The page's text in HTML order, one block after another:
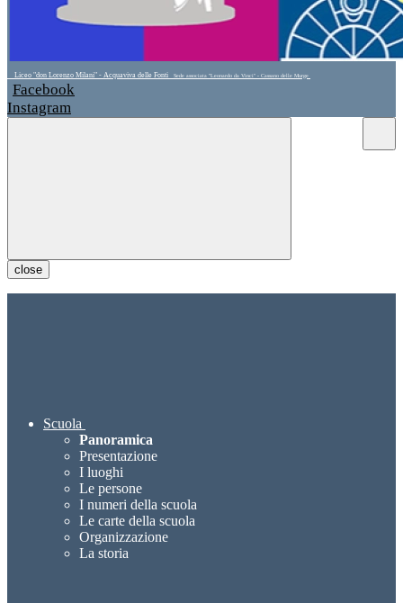
Liceo "don Lorenzo Milani" - Acquaviva delle Fonti Sede associata "Leonardo da Vinci" - Cassano delle Murge
Facebook
Instagram
close
Scuola
Panoramica
Presentazione
I luoghi
Le persone
I numeri della scuola
Le carte della scuola
Organizzazione
La storia